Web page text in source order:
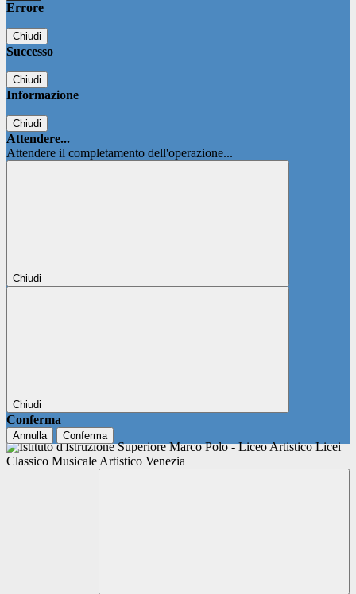
Errore
Chiudi
Successo
Chiudi
Informazione
Chiudi
Attendere...
Attendere il completamento dell'operazione...
Chiudi
Chiudi
Conferma
Annulla Conferma